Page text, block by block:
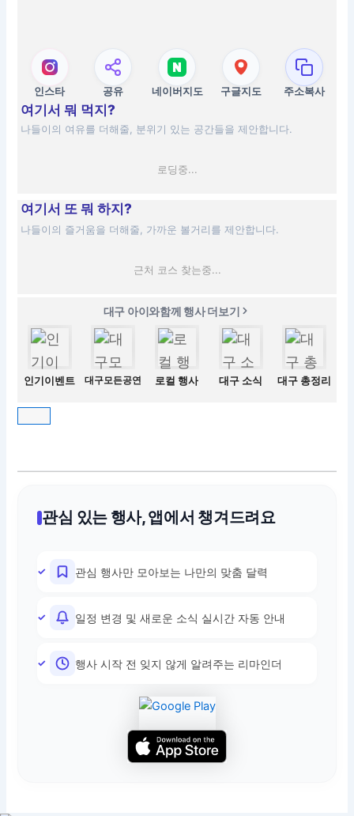
인스타 공유 네이버지도 구글지도 주소복사
여기서 뭐 먹지?
나들이의 여유를 더해줄, 분위기 있는 공간들을 제안합니다.
로딩중...
여기서 또 뭐 하지?
나들이의 즐거움을 더해줄, 가까운 볼거리를 제안합니다.
근처 코스 찾는중...
대구 아이와함께 행사 더보기
인기이벤트 대구모든공연 로컬 행사 대구 소식 대구 총정리
관심 있는 행사, 앱에서 챙겨드려요
관심 행사만 모아보는 나만의 맞춤 달력
일정 변경 및 새로운 소식 실시간 자동 안내
행사 시작 전 잊지 않게 알려주는 리마인더